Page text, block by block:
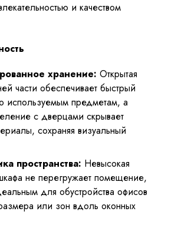
и качеством
хранение: Открытая
части обеспечивает быстрый
используемым предметам, а
с дверцами скрывает
сохраняя визуальный
пространства: Невысокая
не перегружает помещение,
для обустройства офисов
или зон вдоль оконных